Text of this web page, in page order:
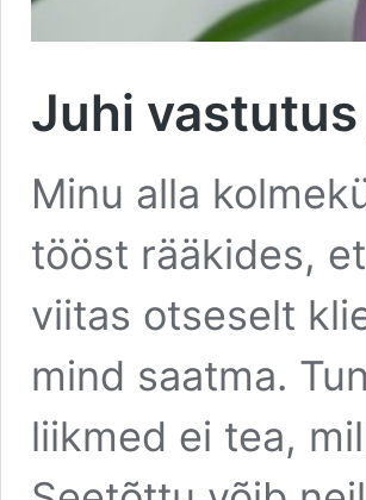
Juhi
Minu alla
tööst rääkides,
viitas otseselt
mind saatma.
liikmed ei tea,